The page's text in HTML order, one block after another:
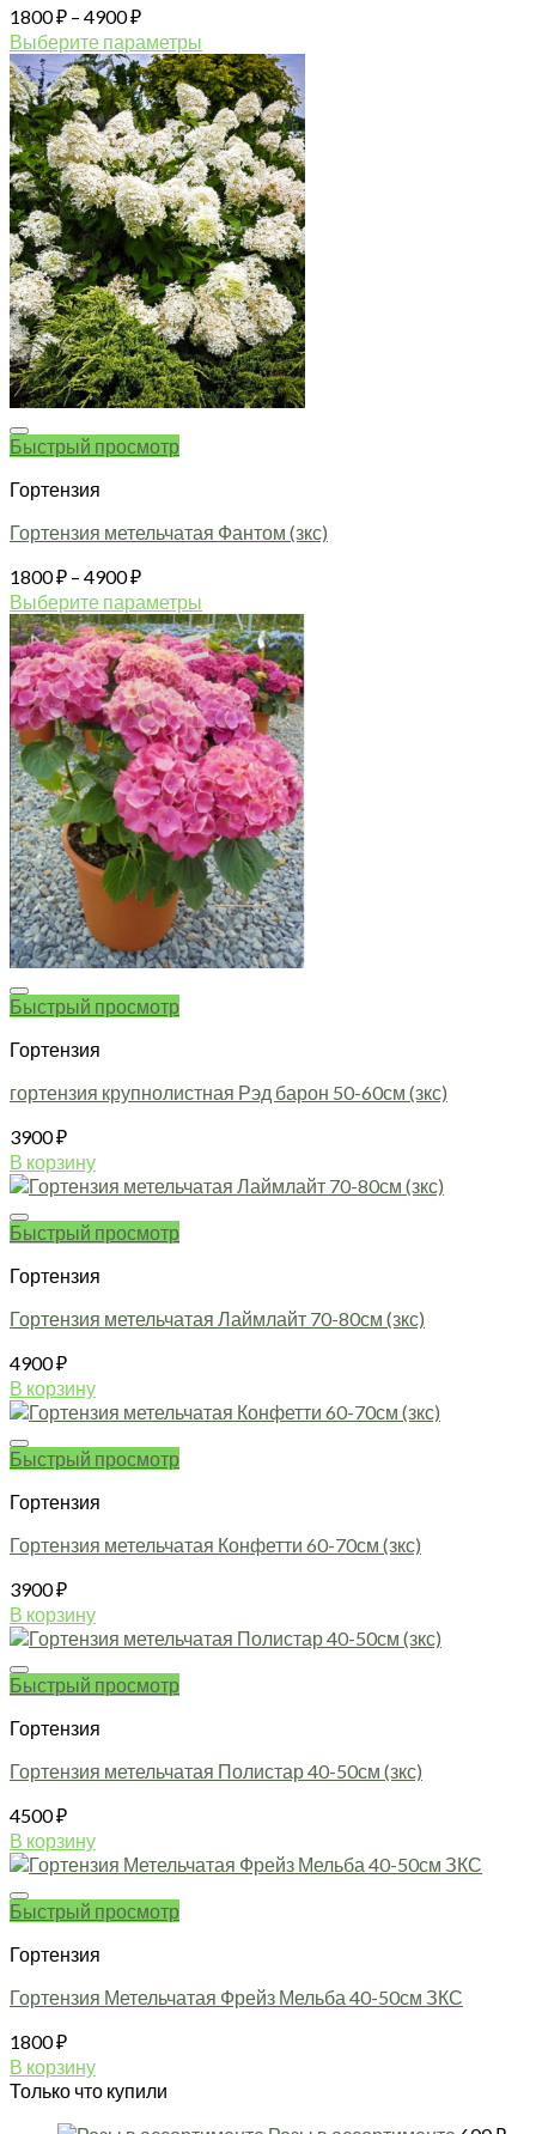
1800₽ – 4900₽Диапазон
цен:
1800 ₽
–
4900 ₽
Выберите параметры
Этот
товар
имеет
несколько
вариаций.
Опции
можно
выбрать
на
странице
товара.
Быстрый просмотр
Гортензия
Гортензия метельчатая Фантом (зкс)
1800₽ – 4900₽Диапазон
цен:
1800 ₽
–
4900 ₽
Выберите параметры
Этот
товар
имеет
несколько
вариаций.
Опции
можно
выбрать
на
странице
товара.
Быстрый просмотр
Гортензия
гортензия крупнолистная Рэд барон 50-60см (зкс)
3900₽
В корзину
Быстрый просмотр
Гортензия
Гортензия метельчатая Лаймлайт 70-80см (зкс)
4900₽
В корзину
Быстрый просмотр
Гортензия
Гортензия метельчатая Конфетти 60-70см (зкс)
3900₽
В корзину
Быстрый просмотр
Гортензия
Гортензия метельчатая Полистар 40-50см (зкс)
4500₽
В корзину
Быстрый просмотр
Гортензия
Гортензия Метельчатая Фрейз Мельба 40-50см ЗКС
1800₽
В корзину
Только что купили